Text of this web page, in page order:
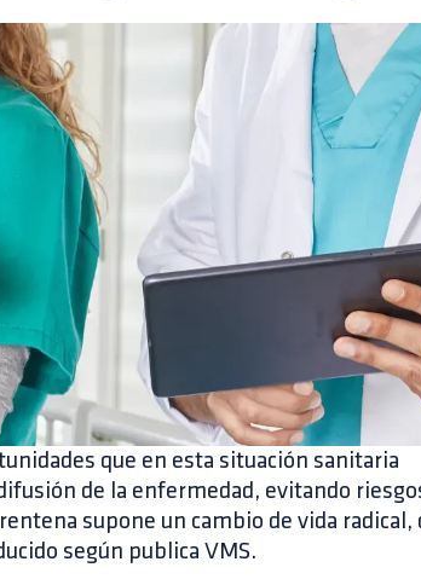
que en esta situación sanitaria
de la enfermedad, evitando
supone un cambio de vida radical,
según publica VMS.